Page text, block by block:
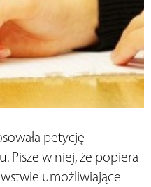
petycję
Pisze w niej, że popiera
umożliwiające